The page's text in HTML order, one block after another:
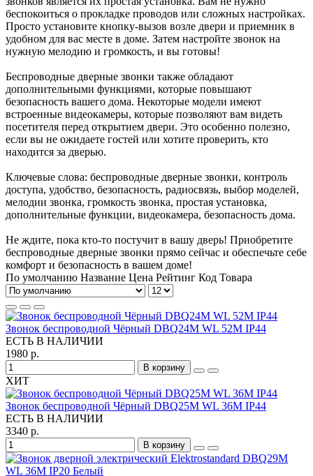
беспокоиться о прокладке проводов или сложных настройках.
Просто установите кнопку-вызов возле двери и приемник в
удобном для вас месте в доме. Затем настройте звонок на
нужную мелодию и громкость, и вы готовы!
Беспроводные дверные звонки также обладают
дополнительными функциями, которые повышают
безопасность вашего дома. Некоторые модели имеют
встроенные видеокамеры, которые позволяют вам видеть
посетителя перед открытием двери. Это особенно полезно,
если вы не ожидаете гостей или хотите проверить, кто
находится за дверью.
Ключевые слова: беспроводные дверные звонки, контроль
доступа, удобство, безопасность, радиосвязь, выбор моделей,
мелодии звонка, громкость звонка, простая установка,
дополнительные функции, видеокамера, безопасность дома.
Не ждите, пока кто-то постучит в вашу дверь! Приобретите
беспроводные дверные звонки прямо сейчас и обеспечьте себе
комфорт и безопасность в вашем доме!
По умолчанию Название Цена Рейтинг Код Товара
Звонок беспроводной Чёрный DBQ24M WL 52M IP44
ЕСТЬ В НАЛИЧИИ
1980 р.
В корзину
ХИТ
Звонок беспроводной Чёрный DBQ25M WL 36M IP44
ЕСТЬ В НАЛИЧИИ
3340 р.
В корзину